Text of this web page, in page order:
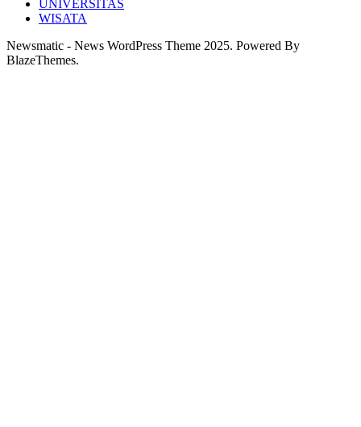
UNIVERSITAS
WISATA
Newsmatic - News WordPress Theme 2025. Powered By
BlazeThemes.